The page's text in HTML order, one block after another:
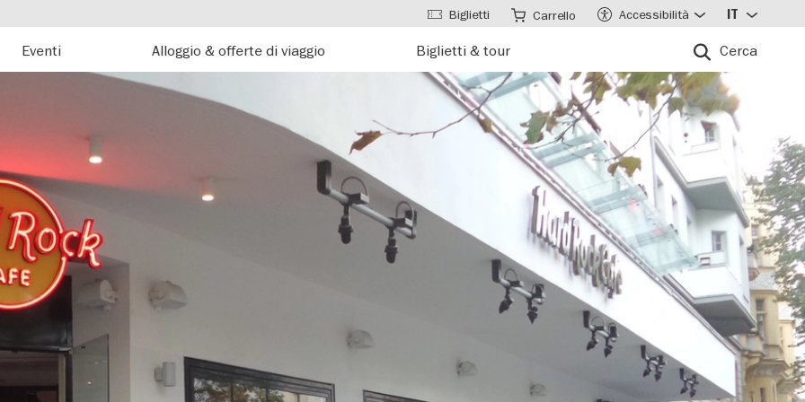
Eventi Alloggio & offerte di viaggio Biglietti & tour Cerca
Biglietti Carrello Accessibilità IT